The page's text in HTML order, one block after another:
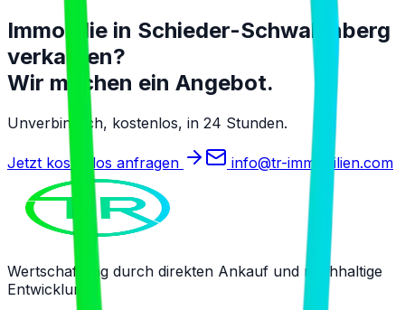
Immobilie in Schieder-Schwalenberg
verkaufen?
Wir machen ein Angebot.
Unverbindlich, kostenlos, in 24 Stunden.
Jetzt kostenlos anfragen info@tr-immobilien.com
Wertschaffung durch direkten Ankauf und nachhaltige
Entwicklung.